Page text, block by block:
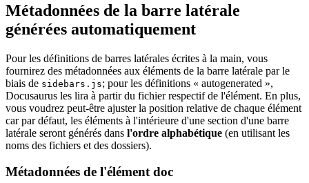
Métadonnées de la barre latérale
générées automatiquement
Pour les définitions de barres latérales écrites à la main, vous
fournirez des métadonnées aux éléments de la barre latérale par le
biais de sidebars.js; pour les définitions « autogenerated »,
Docusaurus les lira à partir du fichier respectif de l'élément. En plus,
vous voudrez peut-être ajuster la position relative de chaque élément
car par défaut, les éléments à l'intérieure d'une section d'une barre
latérale seront générés dans l'ordre alphabétique (en utilisant les
noms des fichiers et des dossiers).
Métadonnées de l'élément doc